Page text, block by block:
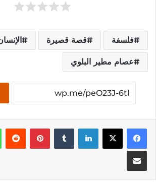
فلسفة قصة قصيرة
عصام مطير البلوي
فيسبوك‫X لينكدإن
مشاركة عبر البريد